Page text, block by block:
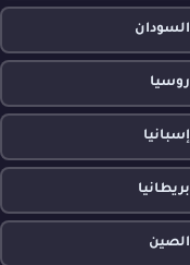
السودان
روسيا
إسبانيا
بريطانيا
الصين